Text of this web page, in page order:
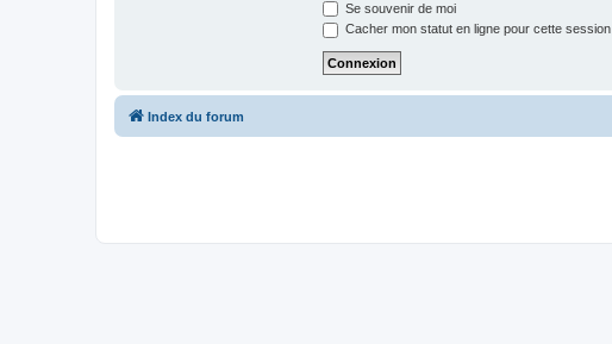
Se souvenir de moi
Cacher mon statut en ligne pour cette session
Index du forum